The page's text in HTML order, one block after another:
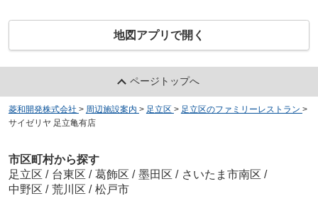
地図アプリで開く
ページトップへ
菱和開発株式会社 > 周辺施設案内 > 足立区 > 足立区のファミリーレストラン >
サイゼリヤ 足立亀有店
市区町村から探す
足立区 / 台東区 / 葛飾区 / 墨田区 / さいたま市南区 /
中野区 / 荒川区 / 松戸市